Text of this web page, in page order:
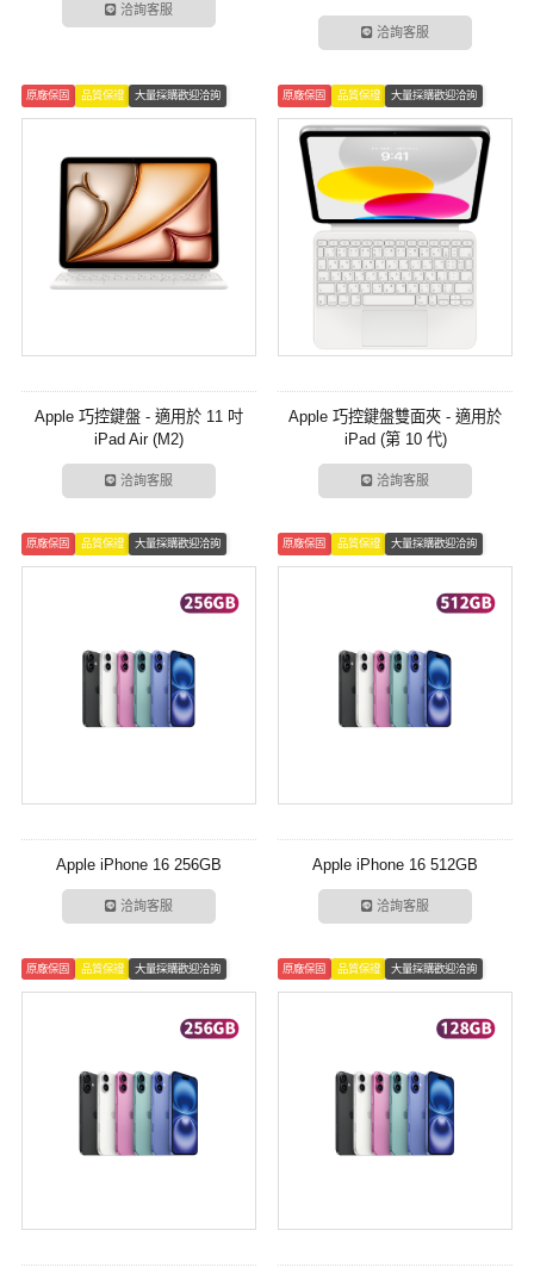
洽詢客服
洽詢客服
原廠保固 品質保證 大量採購歡迎洽詢
Apple 巧控鍵盤 - 適用於 11 吋
iPad Air (M2)
洽詢客服
原廠保固 品質保證 大量採購歡迎洽詢
Apple 巧控鍵盤雙面夾 - 適用於
iPad (第 10 代)
洽詢客服
原廠保固 品質保證 大量採購歡迎洽詢
Apple iPhone 16 256GB
洽詢客服
原廠保固 品質保證 大量採購歡迎洽詢
Apple iPhone 16 512GB
洽詢客服
原廠保固 品質保證 大量採購歡迎洽詢 原廠保固 品質保證 大量採購歡迎洽詢